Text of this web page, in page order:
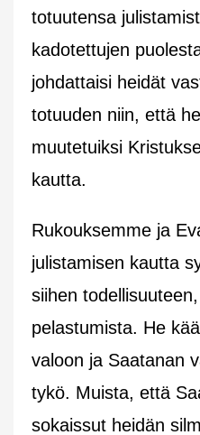
totuutensa
kadotettujen
johdattaisi heidät
totuuden niin, että
muutetuiksi
kautta.
Rukouksemme ja
julistamisen kautta
siihen
pelastumista. He
valoon ja Saatanan
tykö. Muista, että
sokaissut heidän